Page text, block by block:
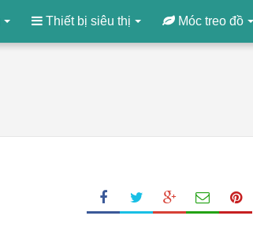
Thiết bị siêu thị Móc treo đồ